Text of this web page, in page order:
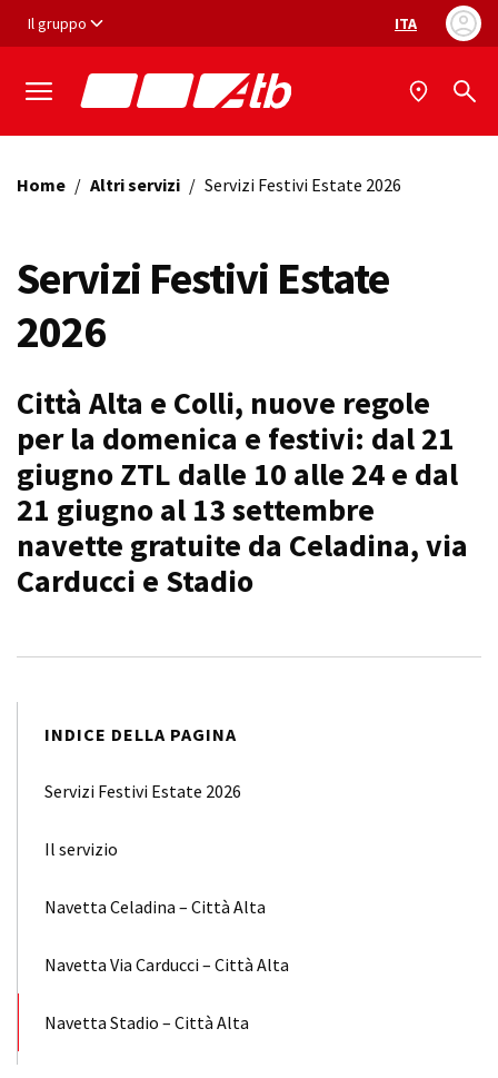
Vai ai contenuti
Vai al footer
Il gruppo Selezione
ITA
Home / Altri servizi / Servizi Festivi Estate 2026
Servizi Festivi Estate
2026
Città Alta e Colli, nuove regole
per la domenica e festivi: dal 21
giugno ZTL dalle 10 alle 24 e dal
21 giugno al 13 settembre
navette gratuite da Celadina, via
Carducci e Stadio
INDICE DELLA PAGINA
Servizi Festivi Estate 2026
Il servizio
Navetta Celadina – Città Alta
Navetta Via Carducci – Città Alta
Navetta Stadio – Città Alta